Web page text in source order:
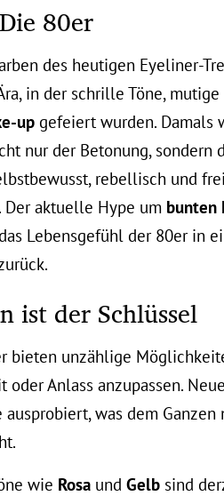
80er
des heutigen Eyeliner-
in der schrille Töne, mutige
up gefeiert wurden. Damals
nur der Betonung, sondern
rebellisch und
Der aktuelle Hype um bunten
Lebensgefühl der 80er in
ist der Schlüssel
bieten unzählige
oder Anlass anzupassen.
was dem
wie Rosa und Gelb sind